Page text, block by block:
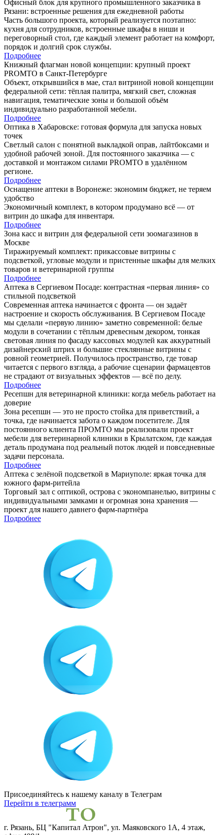
Офисный блок для крупного промышленного заказчика в
Рязани: встроенные решения для ежедневной работы
Часть большого проекта, который реализуется поэтапно:
кухня для сотрудников, встроенные шкафы в ниши и
переговорный стол, где каждый элемент работает на комфорт,
порядок и долгий срок службы.
Подробнее
Книжный флагман новой концепции: крупный проект
PROMTO в Санкт-Петербурге
Объект, открывшийся в мае, стал витриной новой концепции
федеральной сети: тёплая палитра, мягкий свет, сложная
навигация, тематические зоны и большой объём
индивидуально разработанной мебели.
Подробнее
Оптика в Хабаровске: готовая формула для запуска новых
точек
Светлый салон с понятной выкладкой оправ, лайтбоксами и
удобной рабочей зоной. Для постоянного заказчика — с
доставкой и монтажом силами PROMTO в удалённом
регионе.
Подробнее
Оснащение аптеки в Воронеже: экономим бюджет, не теряем
удобство
Экономичный комплект, в котором продумано всё — от
витрин до шкафа для инвентаря.
Подробнее
Зона касс и витрин для федеральной сети зоомагазинов в
Москве
Тиражируемый комплект: прикассовые витрины с
подсветкой, угловые модули и пристенные шкафы для мелких
товаров и ветеринарной группы
Подробнее
Аптека в Сергиевом Посаде: контрастная «первая линия» со
стильной подсветкой
Современная аптека начинается с фронта — он задаёт
настроение и скорость обслуживания. В Сергиевом Посаде
мы сделали «первую линию» заметно современной: белые
модули в сочетании с тёплым древесным декором, тонкая
световая линия по фасаду кассовых модулей как аккуратный
дизайнерский штрих и большие стеклянные витрины с
ровной геометрией. Получилось пространство, где товар
читается с первого взгляда, а рабочие сценарии фармацевтов
не страдают от визуальных эффектов — всё по делу.
Подробнее
Ресепшн для ветеринарной клиники: когда мебель работает на
доверие
Зона ресепшн — это не просто стойка для приветствий, а
точка, где начинается забота о каждом посетителе. Для
постоянного клиента ПРОМТО мы реализовали проект
мебели для ветеринарной клиники в Крылатском, где каждая
деталь продумана под реальный поток людей и повседневные
задачи персонала.
Подробнее
Аптека с зелёной подсветкой в Мариуполе: яркая точка для
южного фарм-ритейла
Торговый зал с оптикой, острова с экономпанелью, витрины с
индивидуальными замками и огромная зона хранения —
проект для нашего давнего фарм-партнёра
Подробнее
Присоединяйтесь к нашему каналу в Телеграм
Перейти в телеграмм
г. Рязань, БЦ "Капитал Атрон", ул. Маяковского 1А, 4 этаж,